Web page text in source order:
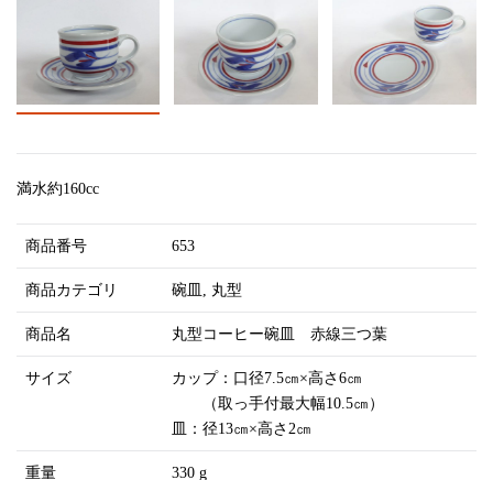
満水約160cc
商品番号 653
商品カテゴリ 碗皿 丸型
商品名 丸型コーヒー碗皿 赤線三つ葉
サイズ
カップ：口径7.5㎝×高さ6㎝
（取っ手付最大幅10.5㎝）
皿：径13㎝×高さ2㎝
重量 330 g